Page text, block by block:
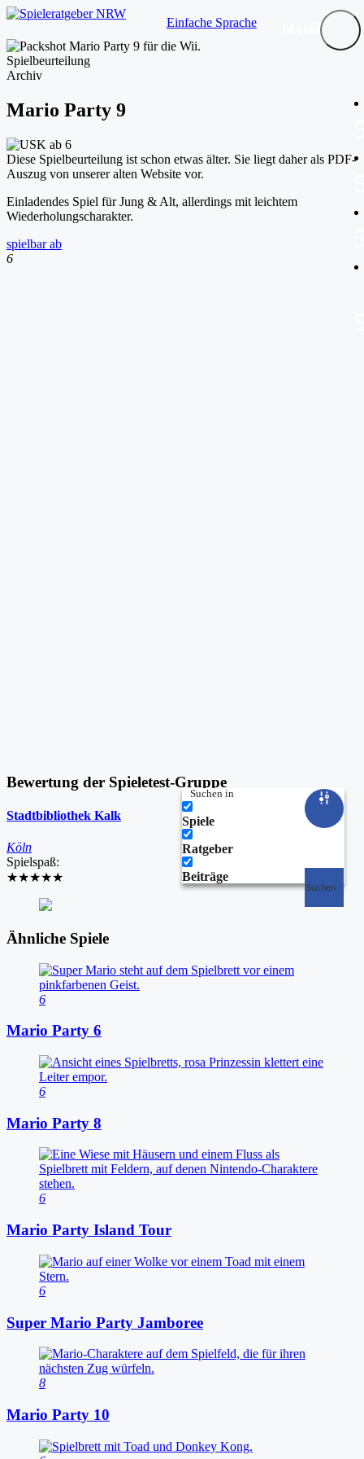
Einfache Sprache
Suchen
Suchen in
Spiele
Ratgeber
Beiträge
Menü
Spielbeurteilung
Archiv
Mario Party 9
Diese Spielbeurteilung ist schon etwas älter. Sie liegt daher als PDF-
Auszug von unserer alten Website vor.
Einladendes Spiel für Jung & Alt, allerdings mit leichtem
Wiederholungscharakter.
spielbar ab
6
Bewertung der Spieletest-Gruppe
Stadtbibliothek Kalk
Köln
Spielspaß:
★★★★★
Ähnliche Spiele
6
Mario Party 6
6
Mario Party 8
6
Mario Party Island Tour
6
Super Mario Party Jamboree
8
Mario Party 10